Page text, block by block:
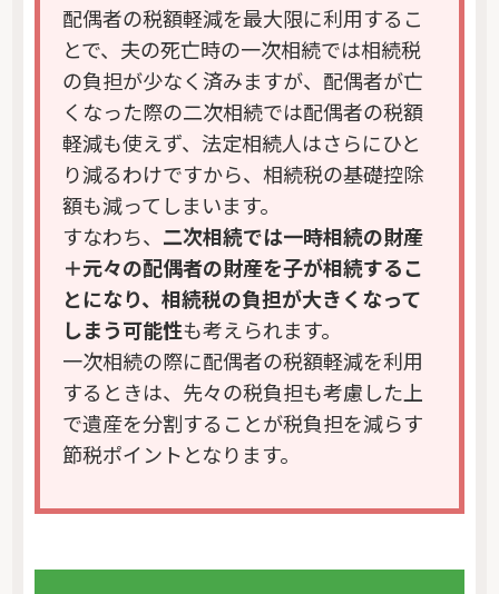
配偶者の税額軽減を最大限に利用するこ
とで、夫の死亡時の一次相続では相続税
の負担が少なく済みますが、配偶者が亡
くなった際の二次相続では配偶者の税額
軽減も使えず、法定相続人はさらにひと
り減るわけですから、相続税の基礎控除
額も減ってしまいます。
すなわち、 二次相続では一時相続の財産
＋元々の配偶者の財産を子が相続するこ
とになり、相続税の負担が大きくなって
しまう可能性も考えられます。
一次相続の際に配偶者の税額軽減を利用
するときは、先々の税負担も考慮した上
で遺産を分割することが税負担を減らす
節税ポイントとなります。